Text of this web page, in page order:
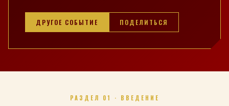
ДРУГОЕ СОБЫТИЕ ПОДЕЛИТЬСЯ
РАЗДЕЛ 01 · ВВЕДЕНИЕ